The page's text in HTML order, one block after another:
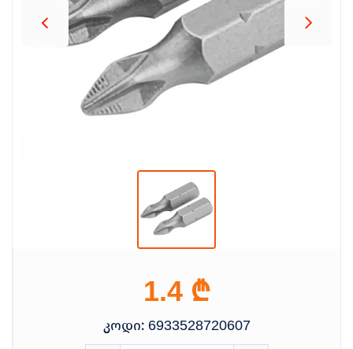
1.4 ₾
კოდი: 6933528720607
სოც.
ქსელები